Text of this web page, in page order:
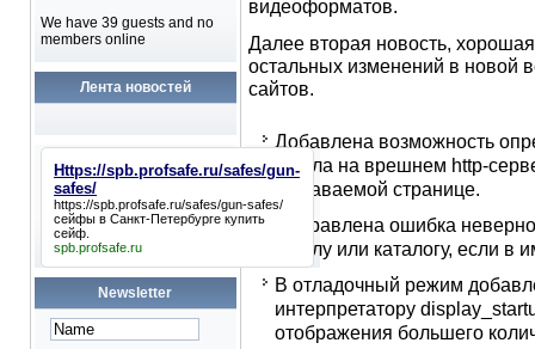
We have 39 guests and no
members online
Лента новостей
Https://spb.profsafe.ru/safes/gun-
safes/
https://spb.profsafe.ru/safes/gun-safes/
сейфы в Санкт-Петербурге купить
сейф.
spb.profsafe.ru
Newsletter
видеоформатов.
Далее вторая новость,
остальных изменений в новой
сайтов.
Добавлена возможность
файла на врешнем http-
выдаваемой странице.
Исправлена ошибка
файлу или каталогу, если в
В отладочный режим
интерпретатору
отображения большего